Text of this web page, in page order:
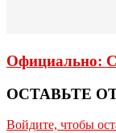
Официально:
ОСТАВЬТЕ
Войдите, чтобы